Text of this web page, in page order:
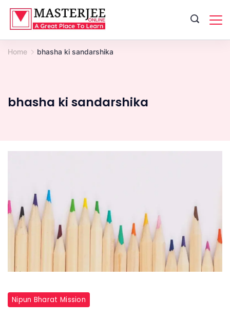
Skip
content
Home bhasha ki sandarshika
bhasha ki sandarshika
Nipun Bharat Mission